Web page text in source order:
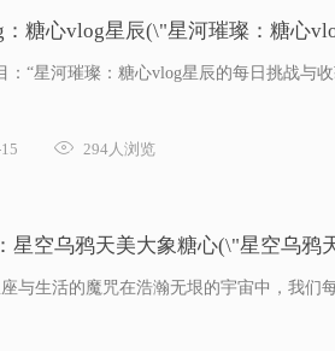
糖心vlog星辰(\"星河璀璨：糖心
：“星河璀璨：糖心vlog星辰的每日挑战与
 294人浏览
星空乌鸦天美大象糖心(\"星空乌
与生活的魔咒在浩瀚无垠的宇宙中，我们